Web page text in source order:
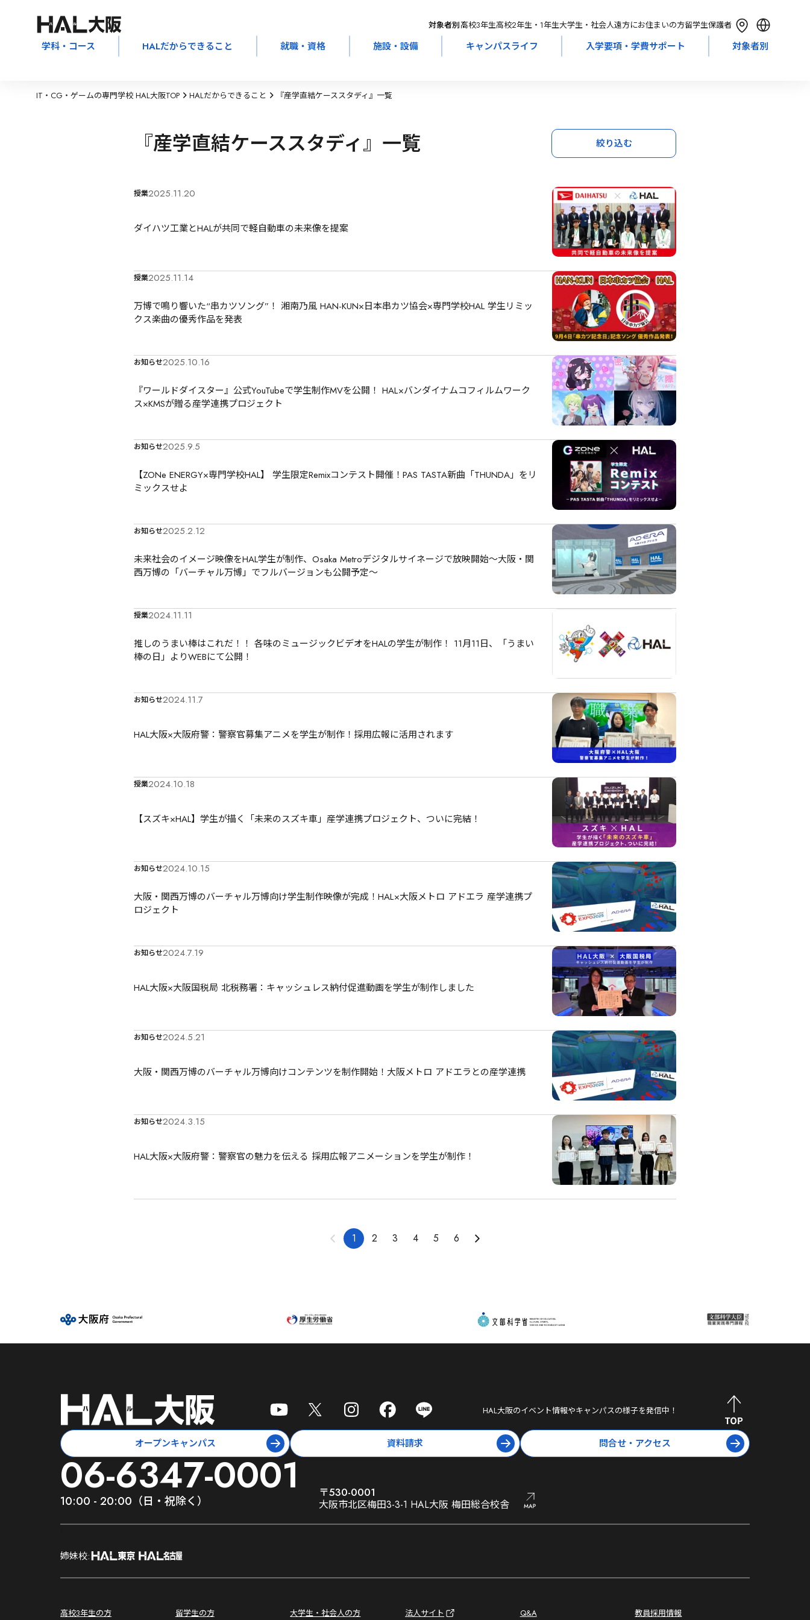
対象者別：高校3年生高校2年生・1年生大学生・社会人遠方にお住まいの方留学生保護者
English
学科・コース HALだからできること 就職・資格 施設・設備 キャンパスライフ 入学要項・学費サポート 対象者別
IT・CG・ゲームの専門学校 HAL大阪TOP HALだからできること 『産学直結ケーススタディ』一覧
『産学直結ケーススタディ』一覧 絞り込む
授業2025.11.20
ダイハツ工業とHALが共同で軽自動車の未来像を提案
授業2025.11.14
万博で鳴り響いた“串カツソング”！ 湘南乃⾵ HAN-KUN×⽇本串カツ協会×専門学校HAL 学生リミッ
クス楽曲の優秀作品を発表
お知らせ2025.10.16
『ワールドダイスター』公式YouTubeで学生制作MVを公開！ HAL×バンダイナムコフィルムワーク
ス×KMSが贈る産学連携プロジェクト
お知らせ2025.9.5
【ZONe ENERGY×専門学校HAL】 学生限定Remixコンテスト開催！PAS TASTA新曲「THUNDA」をリ
ミックスせよ
お知らせ2025.2.12
未来社会のイメージ映像をHAL学生が制作、Osaka Metroデジタルサイネージで放映開始～大阪・関
西万博の「バーチャル万博」でフルバージョンも公開予定～
授業2024.11.11
推しのうまい棒はこれだ！！ 各味のミュージックビデオをHALの学生が制作！ 11月11日、「うまい
棒の日」よりWEBにて公開！
お知らせ2024.11.7
HAL大阪×大阪府警：警察官募集アニメを学生が制作！採用広報に活用されます
授業2024.10.18
【スズキ×HAL】学生が描く「未来のスズキ車」産学連携プロジェクト、ついに完結！
お知らせ2024.10.15
大阪・関西万博のバーチャル万博向け学生制作映像が完成！HAL×大阪メトロ アドエラ 産学連携プ
ロジェクト
お知らせ2024.7.19
HAL大阪×大阪国税局 北税務署：キャッシュレス納付促進動画を学生が制作しました
お知らせ2024.5.21
大阪・関西万博のバーチャル万博向けコンテンツを制作開始！大阪メトロ アドエラとの産学連携
お知らせ2024.3.15
HAL大阪×大阪府警：警察官の魅力を伝える 採用広報アニメーションを学生が制作！
1 2 3 4 5 6
HAL大阪のイベント情報やキャンパスの様子を発信中！
オープンキャンパス 資料請求 問合せ・アクセス
06-6347-0001
10:00 - 20:00（日・祝除く）
〒530-0001
大阪市北区梅田3-3-1 HAL大阪 梅田総合校舎
;
姉妹校:
;
高校3年生の方 留学生の方 大学生・社会人の方 法人サイト Q&A 教員採用情報